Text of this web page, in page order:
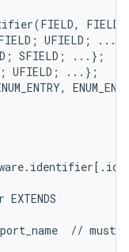
(FIELD, FIELD
; UFIELD ; ...
; SFIELD ; ... };
; UFIELD ; ... };
,
. identifier[ .
EXTENDS
// must